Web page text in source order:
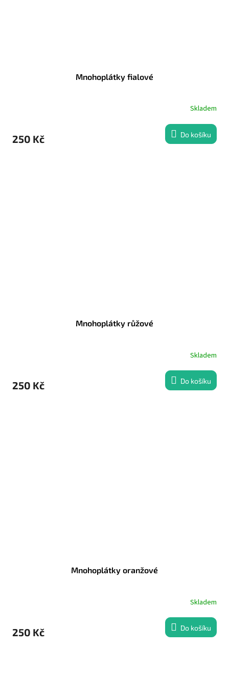
Mnohoplátky fialové
Skladem
250 Kč Do košíku
Mnohoplátky růžové
Skladem
250 Kč Do košíku
Mnohoplátky oranžové
Skladem
250 Kč Do košíku